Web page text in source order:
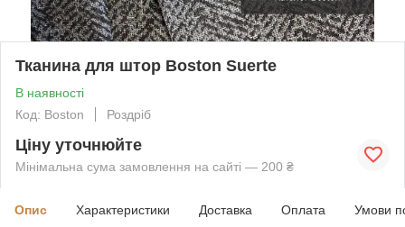
Тканина для штор Boston Suerte
В наявності
Код: Boston
Роздріб
Ціну уточнюйте
Мінімальна сума замовлення на сайті — 200 ₴
Опис Характеристики Доставка Оплата Умови